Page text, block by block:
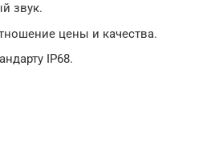
звук.
цены и качества.
IP68.